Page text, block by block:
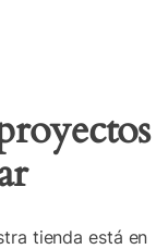
tienda está en